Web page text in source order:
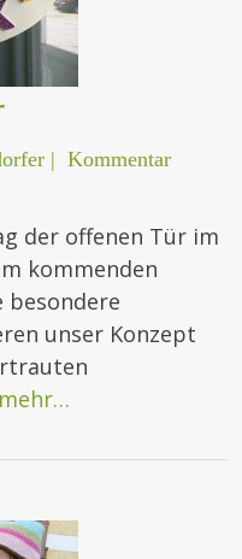
| Kommentar
der offenen Tür im
kommenden
besondere
unser Konzept
mehr…